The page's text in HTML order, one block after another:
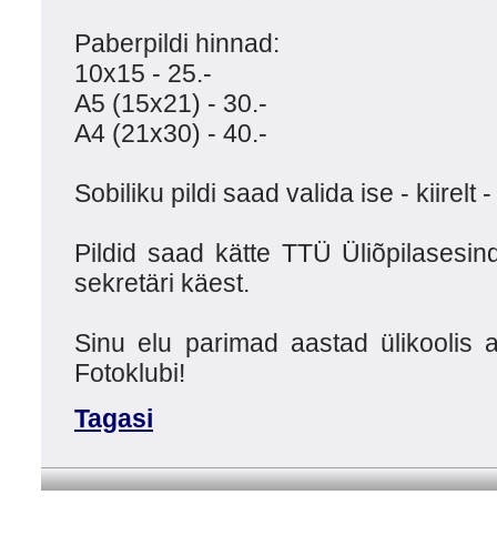
Paberpildi hinnad:
10x15 - 25.-
A5 (15x21) - 30.-
A4 (21x30) - 40.-
Sobiliku pildi saad valida ise - kiirelt
Pildid saad kätte TTÜ
sekretäri käest.
Sinu elu parimad aastad ülikoolis
Fotoklubi!
Tagasi